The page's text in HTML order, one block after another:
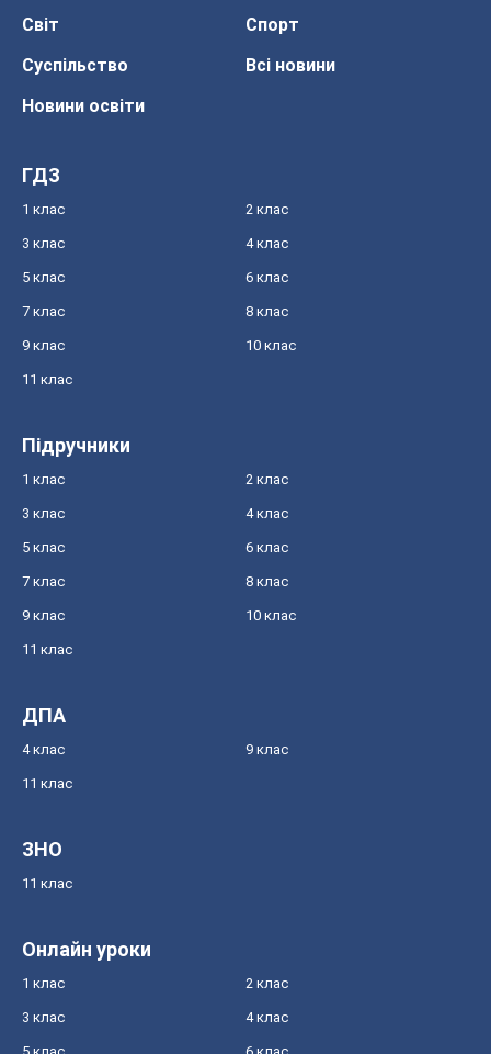
Світ
Спорт
Суспільство
Всі новини
Новини освіти
ГДЗ
1 клас 2 клас
3 клас 4 клас
5 клас 6 клас
7 клас 8 клас
9 клас 10 клас
11 клас
Підручники
1 клас 2 клас
3 клас 4 клас
5 клас 6 клас
7 клас 8 клас
9 клас 10 клас
11 клас
ДПА
4 клас 9 клас
11 клас
ЗНО
11 клас
Онлайн уроки
1 клас 2 клас
3 клас 4 клас